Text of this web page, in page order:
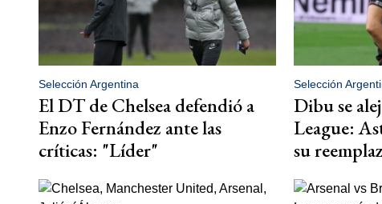
Selección Argentina
El DT de Chelsea defendió a
Enzo Fernández ante las
críticas: "Líder"
Selección
Dibu se
League:
su